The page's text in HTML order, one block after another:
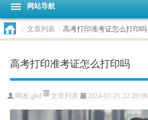
网站导航
> 文章列表 > 高考打印准考证怎么打印吗
高考打印准考证怎么打印吗
网友:gkd 文章列表 2024-02-21 22:39:08